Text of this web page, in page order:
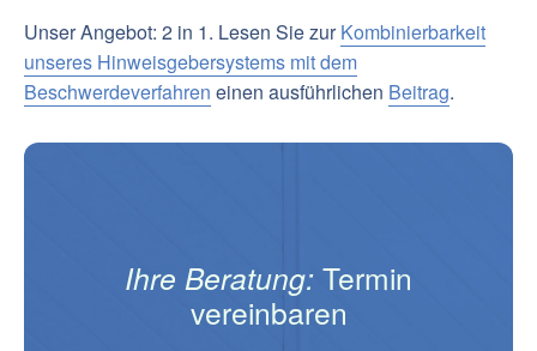
Unser Angebot: 2 in 1. Lesen Sie zurKombinierbarkeit
unseres Hinweisgebersystems mit dem
Beschwerdeverfahren einen ausführlichen Beitrag.
Ihre Beratung: Termin
vereinbaren